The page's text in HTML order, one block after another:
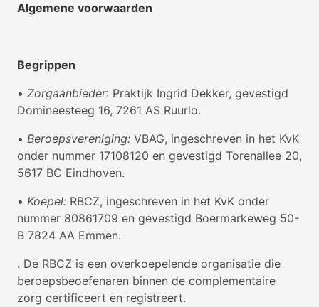
Algemene voorwaarden
Begrippen
• Zorgaanbieder: Praktijk Ingrid Dekker, gevestigd
Domineesteeg 16, 7261 AS Ruurlo.
• Beroepsvereniging: VBAG, ingeschreven in het KvK
onder nummer 17108120 en gevestigd Torenallee 20,
5617 BC Eindhoven.
• Koepel: RBCZ, ingeschreven in het KvK onder
nummer 80861709 en gevestigd Boermarkeweg 50-
B 7824 AA Emmen.
. De RBCZ is een overkoepelende organisatie die
beroepsbeoefenaren binnen de complementaire
zorg certificeert en registreert.